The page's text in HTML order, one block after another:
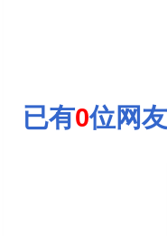
已有0位网